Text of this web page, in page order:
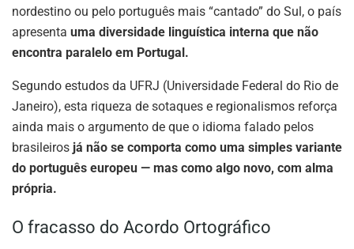
nordestino ou pelo português mais “cantado” do Sul, o país
apresenta uma diversidade linguística interna que não
encontra paralelo em Portugal.
Segundo estudos da UFRJ (Universidade Federal do Rio de
Janeiro), esta riqueza de sotaques e regionalismos reforça
ainda mais o argumento de que o idioma falado pelos
brasileiros já não se comporta como uma simples variante
do português europeu — mas como algo novo, com alma
própria.
O fracasso do Acordo Ortográfico